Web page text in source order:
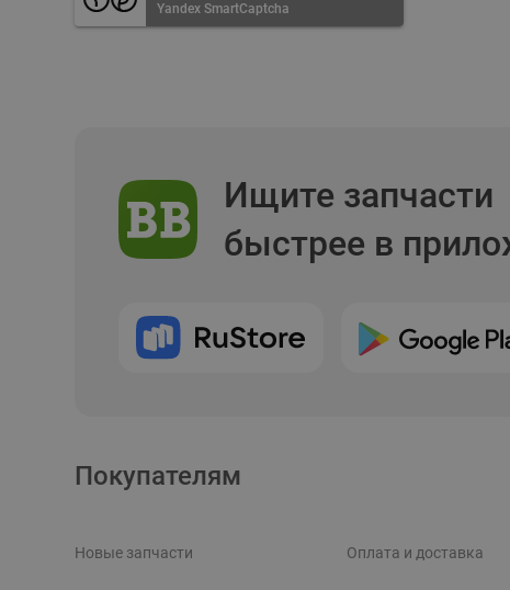
Yandex SmartCaptcha
Ищите запчасти
быстрее в
Покупателям
Новые запчасти Оплата и доставка